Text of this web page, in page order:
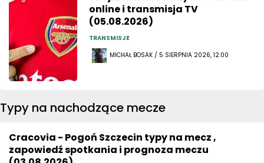
online i transmisja TV
(05.08.2026)
TRANSMISJE
MICHAŁ BOSAK / 5 SIERPNIA 2026, 12:00
Typy na nachodzące mecze
Cracovia - Pogoń Szczecin typy na mecz ,
zapowiedź spotkania i prognoza meczu